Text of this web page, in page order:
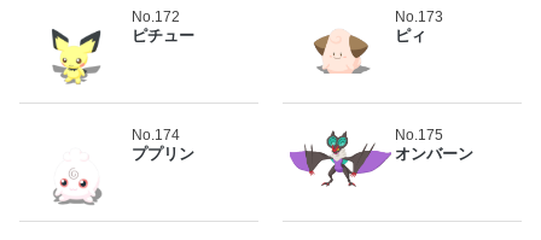
No.172
ピチュー
No.173
ピィ
No.174
ププリン
No.175
オンバーン